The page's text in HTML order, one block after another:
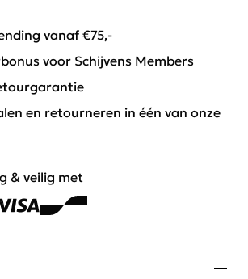
vanaf €75,-
voor Schijvens Members
en retourneren in één van onze
& veilig met